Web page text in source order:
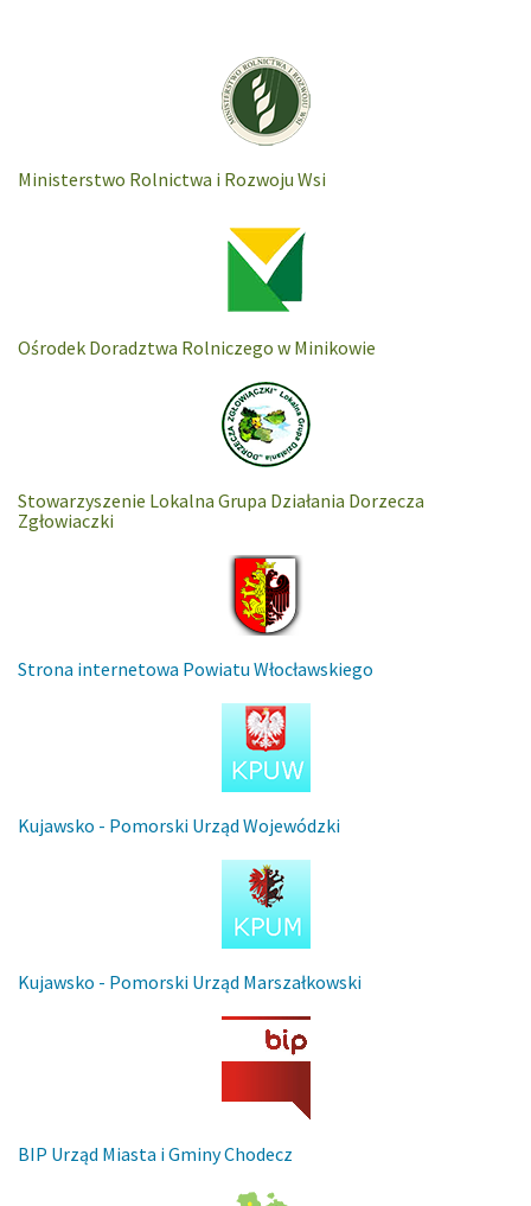
Ministerstwo Rolnictwa i Rozwoju Wsi
Ośrodek Doradztwa Rolniczego w Minikowie
Stowarzyszenie Lokalna Grupa Działania Dorzecza
Zgłowiaczki
Strona internetowa Powiatu Włocławskiego
Kujawsko - Pomorski Urząd Wojewódzki
Kujawsko - Pomorski Urząd Marszałkowski
BIP Urząd Miasta i Gminy Chodecz